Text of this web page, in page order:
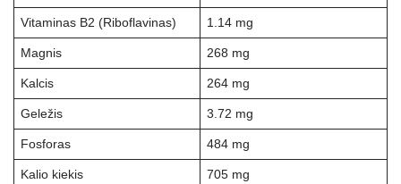
Vitaminas B2 (Riboflavinas) 1.14 mg
Magnis 268 mg
Kalcis 264 mg
Geležis 3.72 mg
Fosforas 484 mg
Kalio kiekis 705 mg